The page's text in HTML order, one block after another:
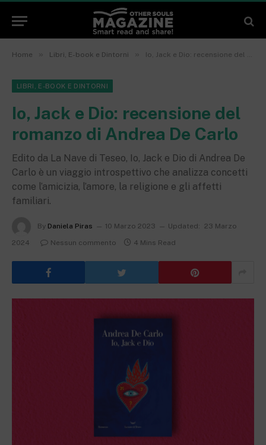
Home » Libri, E-book e Dintorni » Io, Jack e Dio: recensione del romanzo di Andrea De Carlo
LIBRI, E-BOOK E DINTORNI
Io, Jack e Dio: recensione del
romanzo di Andrea De Carlo
Edito da La Nave di Teseo, Io, Jack e Dio di Andrea De
Carlo è un viaggio introspettivo che analizza concetti
come l’amicizia, l’amore, la religione e gli affetti
familiari.
By Daniela Piras 10 Marzo 2023 Updated:
23 Marzo
2024
Nessun commento 4 Mins Read